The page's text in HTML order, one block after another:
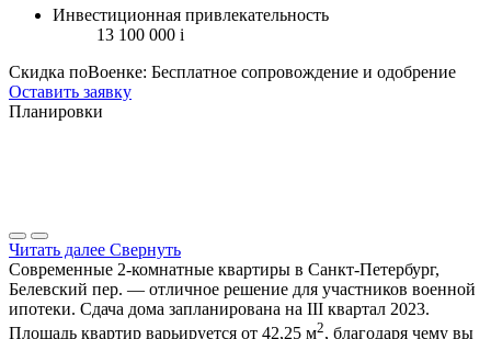
Инвестиционная привлекательность
13 100 000 i
Скидка поВоенке: Бесплатное сопровождение и одобрение
Оставить заявку
Планировки
Читать далее Свернуть
Современные 2-комнатные квартиры в Санкт-Петербург,
Белевский пер. — отличное решение для участников военной
ипотеки. Сдача дома запланирована на III квартал 2023.
Площадь квартир варьируется от 42,25 м2, благодаря чему вы